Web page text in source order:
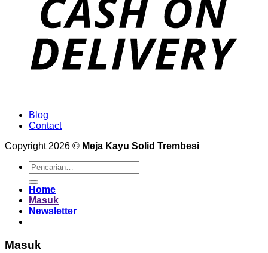
Blog
Contact
Copyright 2026 © Meja Kayu Solid Trembesi
Pencarian
untuk:
Home
Masuk
Newsletter
Masuk